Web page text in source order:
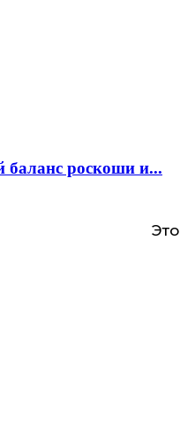
роскоши и...